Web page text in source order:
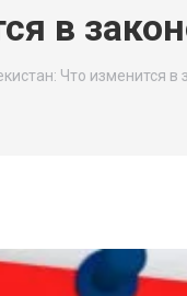
в
Что изменится в